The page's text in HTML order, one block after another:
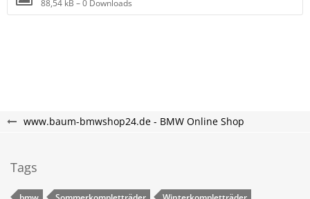
88,54 kB – 0 Downloads
www.baum-bmwshop24.de - BMW Online Shop
Tags